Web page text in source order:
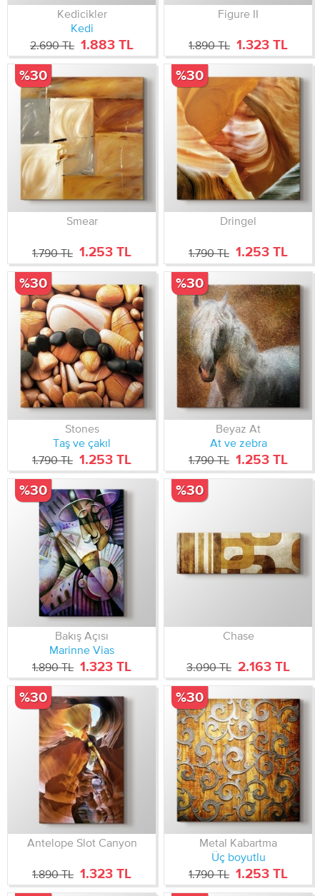
Kedicikler
Kedi
2.690 TL 1.883 TL
Figure II
1.890 TL 1.323 TL
Smear
1.790 TL 1.253 TL
%30
Dringel
1.790 TL 1.253 TL
%30
Stones
Taş ve çakıl
1.790 TL 1.253 TL
%30
Beyaz At
At ve zebra
1.790 TL 1.253 TL
%30
Bakış Açısı
Marinne Vias
1.890 TL 1.323 TL
%30
Chase
3.090 TL 2.163 TL
%30
Antelope Slot Canyon
1.890 TL 1.323 TL
%30
Metal Kabartma
Üç boyutlu
1.790 TL 1.253 TL
%30